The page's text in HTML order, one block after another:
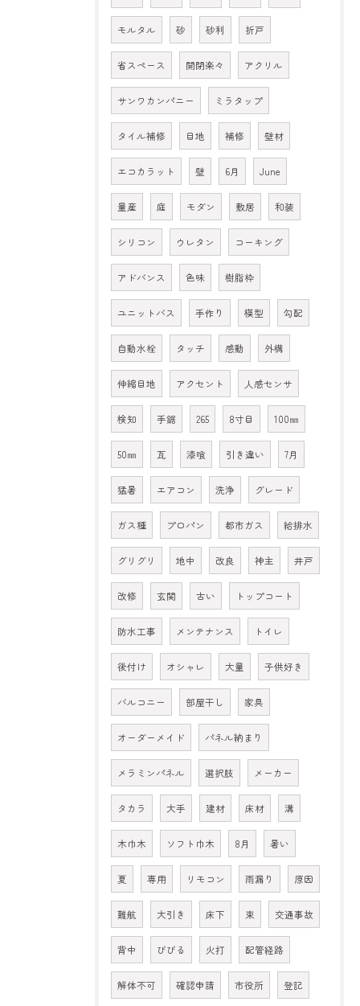
モルタル 砂 砂利 折戸
省スペース 開閉楽々 アクリル
サンワカンパニー ミラタップ
タイル補修 目地 補修 壁材
エコカラット 壁 6月 June
量産 庭 モダン 敷居 和装
シリコン ウレタン コーキング
アドバンス 色味 樹脂枠
ユニットバス 手作り 模型 勾配
自動水栓 タッチ 感動 外構
伸縮目地 アクセント 人感センサ
検知 手鋸 265 8寸目 100㎜
50㎜ 瓦 漆喰 引き違い 7月
猛暑 エアコン 洗浄 グレード
ガス種 プロパン 都市ガス 給排水
グリグリ 地中 改良 神主 井戸
改修 玄関 古い トップコート
防水工事 メンテナンス トイレ
後付け オシャレ 大量 子供好き
バルコニー 部屋干し 家具
オーダーメイド パネル納まり
メラミンパネル 選択肢 メーカー
タカラ 大手 建材 床材 溝
木巾木 ソフト巾木 8月 暑い
夏 専用 リモコン 雨漏り 原因
難航 大引き 床下 束 交通事故
背中 びびる 火打 配管経路
解体不可 確認申請 市役所 登記